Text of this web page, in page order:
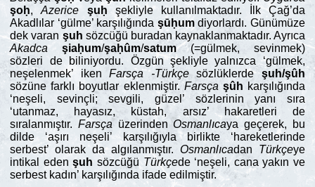
şoḥ,Azerice şuḥ şekliyle kullanılmaktadır. İlk Çağ’da
Akadlılar ‘gülme’ karşılığında şūḥumdiyorlardı. Günümüze
dek varan şuh sözcüğü buradan kaynaklanmaktadır. Ayrıca
Akadca
şiaḥum/şaḥûm/satum(=gülmek, sevinmek)
sözleri de biliniyordu. Özgün şekliyle yalnızca ‘gülmek,
neşelenmek’ ikenFarsça -Türkçesözlüklerdeşuh/şûh
sözüne farklı boyutlar eklenmiştir.Farsça şûh karşılığında
‘neşeli, sevinçli; sevgili, güzel’ sözlerinin yanı sıra
‘utanmaz, hayasız, küstah, arsız’ hakaretleri de
sıralanmıştır.Farsçaüzerinden Osmanlıcaya geçerek, bu
dilde ‘aşırı neşeli’ karşılığıyla birlikte ‘hareketlerinde
serbest’ olarak da algılanmıştır. Osmanlıcadan Türkçeye
intikal edenşuh sözcüğü Türkçede ‘neşeli, cana yakın ve
serbest kadın’ karşılığında ifade edilmiştir.